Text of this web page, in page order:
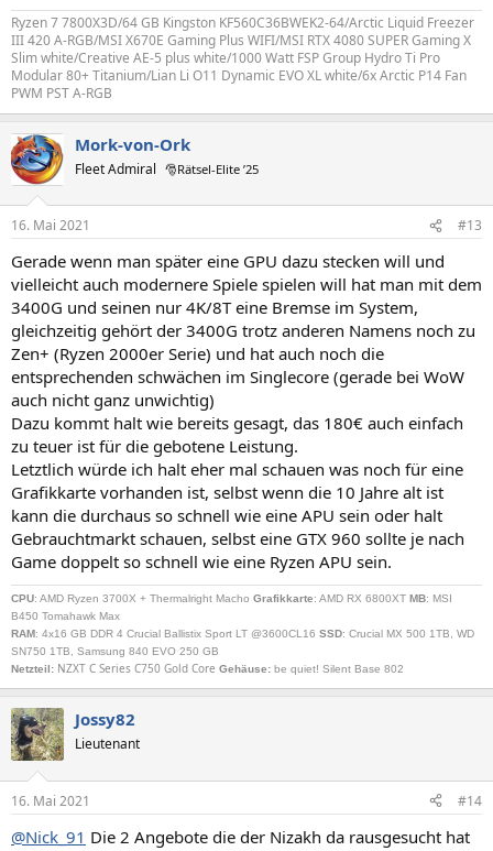
Ryzen 7 7800X3D/64 GB Kingston KF560C36BWEK2-64/Arctic Liquid Freezer
III 420 A-RGB/MSI X670E Gaming Plus WIFI/MSI RTX 4080 SUPER Gaming X
Slim white/Creative AE-5 plus white/1000 Watt FSP Group Hydro Ti Pro
Modular 80+ Titanium/Lian Li O11 Dynamic EVO XL white/6x Arctic P14 Fan
PWM PST A-RGB
Mork-von-Ork
Fleet Admiral 🎅Rätsel-Elite ’25
16. Mai 2021 #13
Gerade wenn man später eine GPU dazu stecken will und
vielleicht auch modernere Spiele spielen will hat man mit dem
3400G und seinen nur 4K/8T eine Bremse im System,
gleichzeitig gehört der 3400G trotz anderen Namens noch zu
Zen+ (Ryzen 2000er Serie) und hat auch noch die
entsprechenden schwächen im Singlecore (gerade bei WoW
auch nicht ganz unwichtig)
Dazu kommt halt wie bereits gesagt, das 180€ auch einfach
zu teuer ist für die gebotene Leistung.
Letztlich würde ich halt eher mal schauen was noch für eine
Grafikkarte vorhanden ist, selbst wenn die 10 Jahre alt ist
kann die durchaus so schnell wie eine APU sein oder halt
Gebrauchtmarkt schauen, selbst eine GTX 960 sollte je nach
Game doppelt so schnell wie eine Ryzen APU sein.
CPU: AMD Ryzen 3700X + Thermalright Macho Grafikkarte: AMD RX 6800XT MB: MSI
B450 Tomahawk Max
RAM: 4x16 GB DDR 4 Crucial Ballistix Sport LT @3600CL16 SSD: Crucial MX 500 1TB, WD
SN750 1TB, Samsung 840 EVO 250 GB
Netzteil: NZXT C Series C750 Gold Core Gehäuse: be quiet! Silent Base 802
Jossy82
Lieutenant
16. Mai 2021 #14
@Nick_91 Die 2 Angebote die der Nizakh da rausgesucht hat